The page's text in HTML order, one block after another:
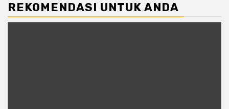
REKOMENDASI UNTUK ANDA